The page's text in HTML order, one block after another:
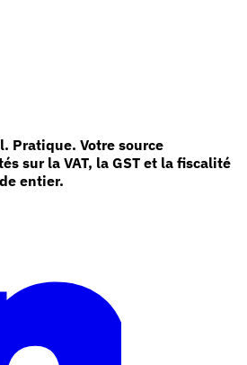
Pratique. Votre source
sur la VAT, la GST et la fiscalité
entier.